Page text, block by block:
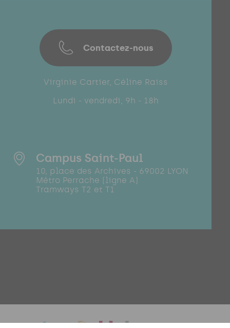
Contactez-nous
Virginie Cartier, Céline Raiss
Lundi - vendredi, 9h - 18h
Campus Saint-Paul
10, place des Archives - 69002 LYON
Métro Perrache (ligne A)
Tramways T2 et T1